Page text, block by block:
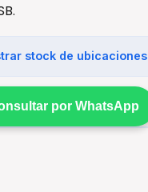
stock de ubicaciones
por WhatsApp